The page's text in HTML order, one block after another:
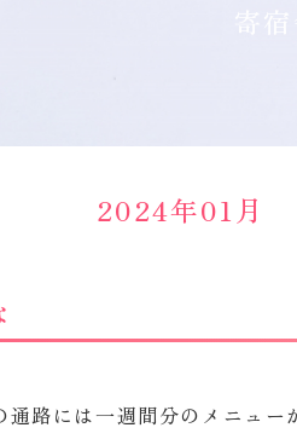
2024年01月
通路には一週間分のメニュー